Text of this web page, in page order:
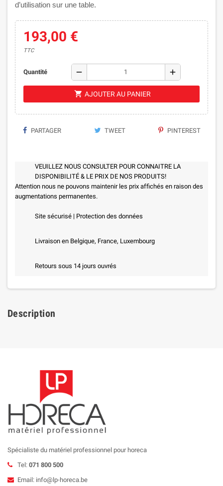
d’utilisation sur une table.
193,00 €
TTC
Quantité remove add
shopping_cart AJOUTER AU PANIER
PARTAGER TWEET PINTEREST
VEUILLEZ NOUS CONSULTER POUR CONNAITRE LA
DISPONIBILITÉ & LE PRIX DE NOS PRODUITS!
Attention nous ne pouvons maintenir les prix affichés en raison des
augmentations permanentes.
Site sécurisé | Protection des données
Livraison en Belgique, France, Luxembourg
Retours sous 14 jours ouvrés
Description
Spécialiste du matériel professionnel pour horeca
Tel: 071 800 500
Email: info@lp-horeca.be